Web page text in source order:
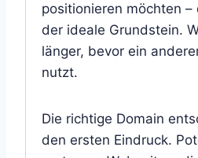
positionieren möchten
der ideale Grundstein.
länger, bevor ein
nutzt.
Die richtige Domain
den ersten Eindruck.